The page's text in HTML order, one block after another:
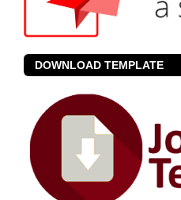
DOWNLOAD TEMPLATE